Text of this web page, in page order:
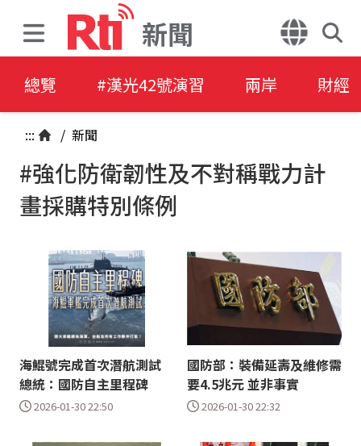
新聞
總覽 #漢光42號演習 兩岸 財經
::: / 新聞
#強化防衛韌性及不對稱戰力計
畫採購特別條例
海鯤號完成首次潛航測試
總統：國防自主里程碑
2026-01-30 22:50
國防部：裝備延壽及維修需
要4.5兆元 並非事實
2026-01-30 22:32